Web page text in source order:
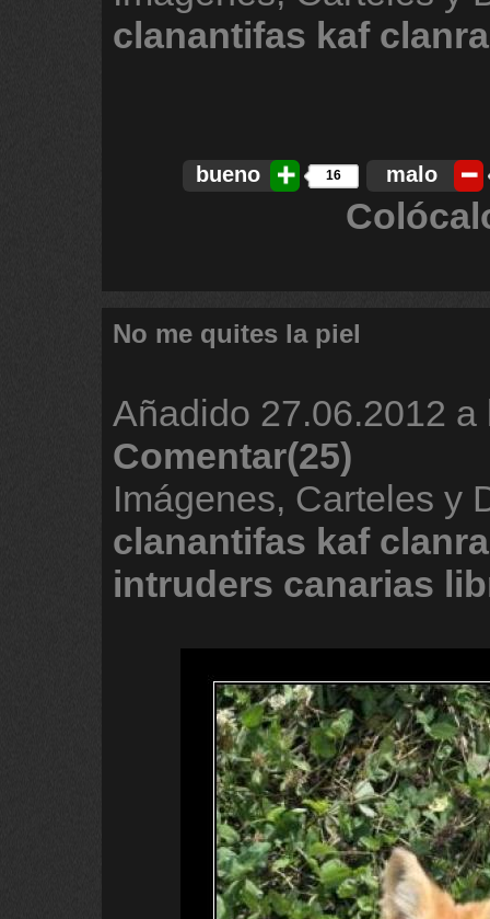
clanantifas kaf
bueno 16 malo
No me quites la piel
Añadido 27.06.2012 a
Comentar(25)
Imágenes, Carteles y
clanantifas kaf
intruders canarias